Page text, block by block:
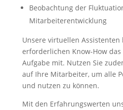
Beobachtung der
Mitarbeiterentwicklung
Unsere virtuellen
erforderlichen Know-How
Aufgabe mit. Nutzen Sie
auf Ihre Mitarbeiter, um alle
und nutzen zu können.
Mit den Erfahrungswerten